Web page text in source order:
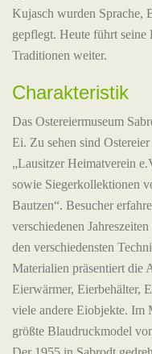
Kujasch wurden Sprache,
gepflegt. Heute führt seine
Traditionen weiter.
Charakteristik
Das Ostereiermuseum
Ei. Zu sehen sind
„Lausitzer Heimatverein
sowie Siegerkollektionen
Bautzen“. Besucher
verschiedenen
den verschiedensten
Materialien präsentiert die
Eierwärmer, Eierbehälter,
viele andere Eiobjekte. Im
größte Blaudruckmodel